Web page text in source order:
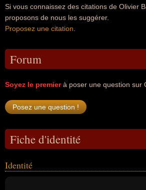
Si vous connaissez des citations de Olivier
proposons de nous les suggérer.
Proposez une citation
Forum
Soyez le premierà poser une question sur
Fiche d'identité
Identité